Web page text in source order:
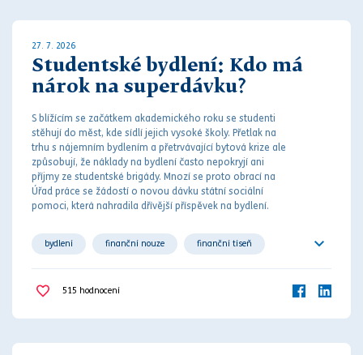
27. 7. 2026
Studentské bydlení: Kdo má
nárok na superdávku?
S blížícím se začátkem akademického roku se studenti
stěhují do měst, kde sídlí jejich vysoké školy. Přetlak na
trhu s nájemním bydlením a přetrvávající bytová krize ale
způsobují, že náklady na bydlení často nepokryjí ani
příjmy ze studentské brigády. Mnozí se proto obrací na
Úřad práce se žádostí o novou dávku státní sociální
pomoci, která nahradila dřívější příspěvek na bydlení.
bydlení finanční nouze finanční tíseň
sociální dávka sociální zabezpečení
společné bydlení
515 hodnocení